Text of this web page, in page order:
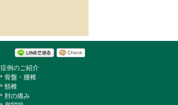
症例のご紹介
骨盤・腰椎
頸椎
肘の痛み